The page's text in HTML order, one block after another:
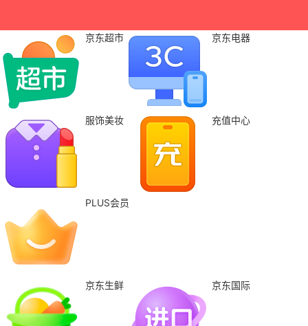
京东超市 京东电器
服饰美妆 充值中心
PLUS会员
京东生鲜 京东国际